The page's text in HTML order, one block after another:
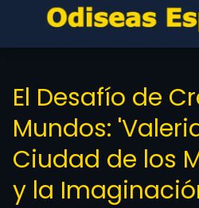
El Desafío de
Mundos:
Ciudad de los
y la